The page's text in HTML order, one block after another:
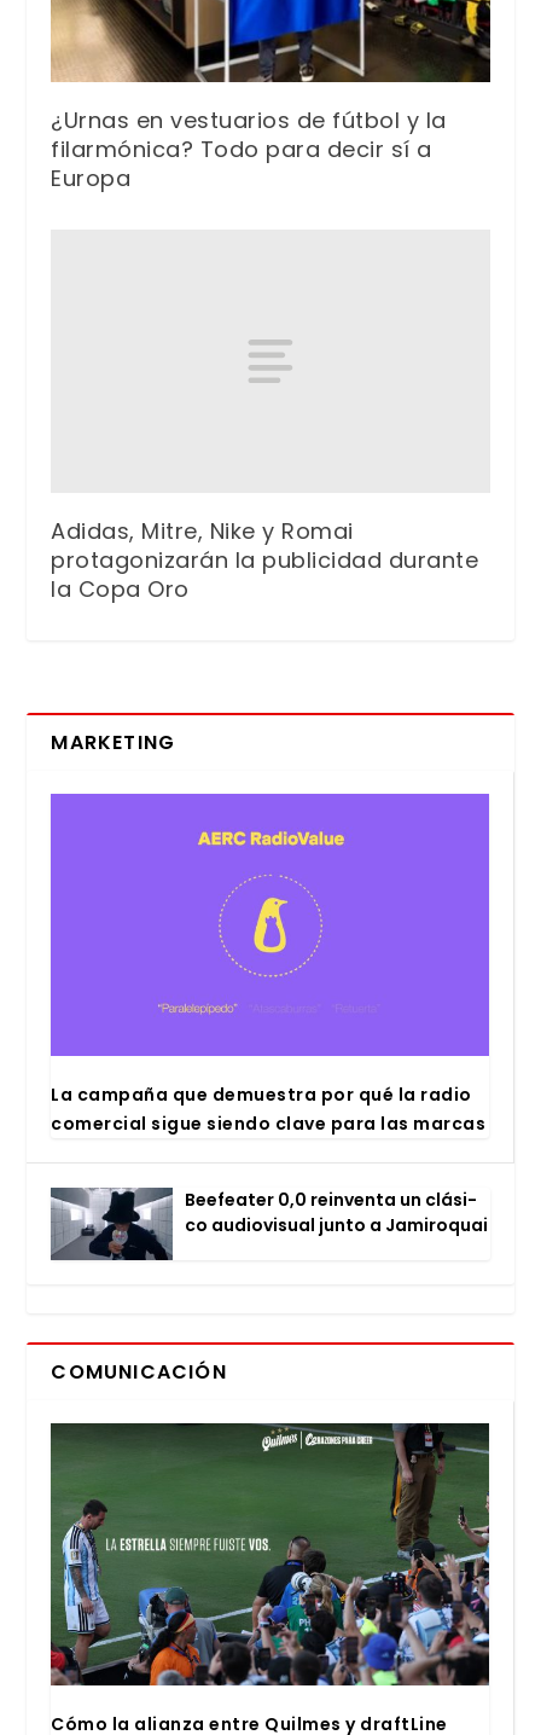
¿Urnas en vestuarios de fútbol y la
filarmónica? Todo para decir sí a
Europa
Adidas, Mitre, Nike y Romai
protagonizarán la publicidad durante
la Copa Oro
MARKETING
La cam­pa­ña que demues­tra por qué la radio
comer­cial sigue sien­do cla­ve para las mar­cas
Bee­fea­ter 0,0 rein­ven­ta un clá­si­
co audio­vi­sual jun­to a Jami­ro­quai
COMUNICACIÓN
Cómo la alian­za entre Quil­mes y draftLi­ne